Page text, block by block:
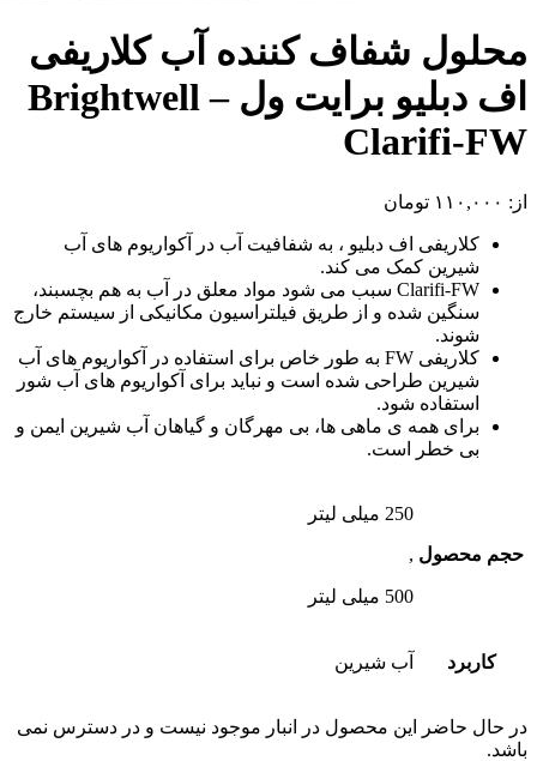
محلول شفاف کننده آب کلاریفی
اف دبلیو برایت ول – Brightwell
Clarifi-FW
از: ۱۱۰,۰۰۰ تومان
کلاریفی اف دبلیو ، به شفافیت آب در آکواریوم های آب
شیرین کمک می کند.
Clarifi-FW سبب می شود مواد معلق در آب به هم بچسبند،
سنگین شده و از طریق فیلتراسیون مکانیکی از سیستم خارج
شوند.
کلاریفی FW به طور خاص برای استفاده در آکواریوم های آب
شیرین طراحی شده است و نباید برای آکواریوم های آب شور
استفاده شود.
برای همه ی ماهی ها، بی مهرگان و گیاهان آب شیرین ایمن و
بی خطر است.
حجم محصول
250 میلی لیتر
,
500 میلی لیتر
کاربرد آب شیرین
در حال حاضر این محصول در انبار موجود نیست و در دسترس نمی
باشد.